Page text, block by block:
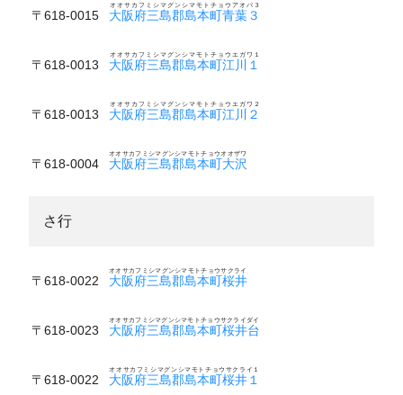
〒618-0015 大阪府三島郡島本町青葉３
オオサカフミシマグンシマモトチョウアオバ３
〒618-0013 大阪府三島郡島本町江川１
オオサカフミシマグンシマモトチョウエガワ１
〒618-0013 大阪府三島郡島本町江川２
オオサカフミシマグンシマモトチョウエガワ２
〒618-0004 大阪府三島郡島本町大沢
オオサカフミシマグンシマモトチョウオオザワ
さ行
〒618-0022 大阪府三島郡島本町桜井
オオサカフミシマグンシマモトチョウサクライ
〒618-0023 大阪府三島郡島本町桜井台
オオサカフミシマグンシマモトチョウサクライダイ
〒618-0022 大阪府三島郡島本町桜井１
オオサカフミシマグンシマモトチョウサクライ１